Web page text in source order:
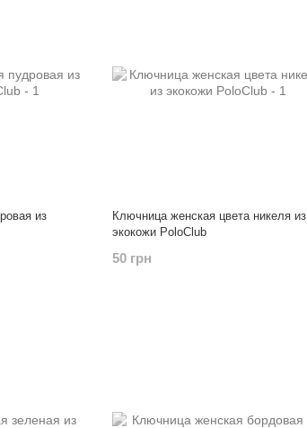
из
Ключница женская цвета никеля из
экокожи PoloClub
50 грн